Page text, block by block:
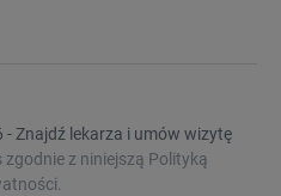
Znajdź lekarza i umów wizytę
z niniejszą Polityką